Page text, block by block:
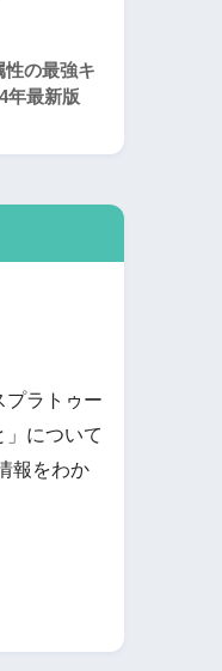
性の最強キ
年最新版
プラトゥー
」について
報をわか